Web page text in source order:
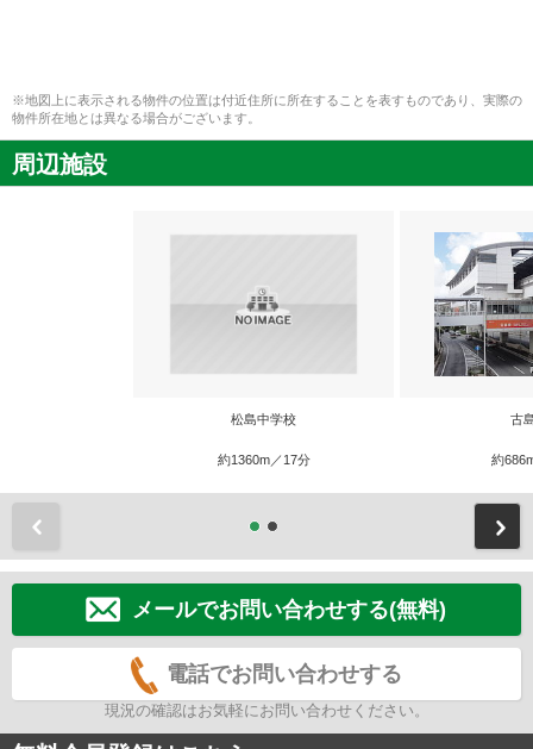
※地図上に表示される物件の位置は付近住所に所在することを表すものであり、実際の
物件所在地とは異なる場合がございます。
周辺施設
松島中学校
約1360m／17分
古
約
メールでお問い合わせする(無料)
電話でお問い合わせする
現況の確認はお気軽にお問い合わせください。